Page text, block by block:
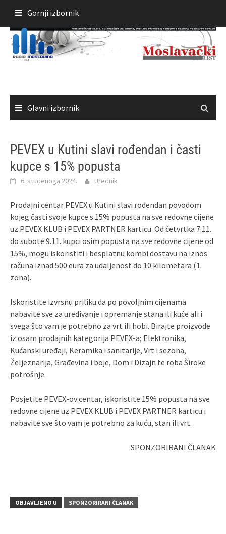
sadržaja
Gornji izbornik
Glavni izbornik
PEVEX u Kutini slavi rođendan i časti
kupce s 15% popusta
6. studenoga 2024. Urednik
Prodajni centar PEVEX u Kutini slavi rođendan povodom
kojeg časti svoje kupce s 15% popusta na sve redovne cijene
uz PEVEX KLUB i PEVEX PARTNER karticu. Od četvrtka 7.11.
do subote 9.11. kupci osim popusta na sve redovne cijene od
15%, mogu iskoristiti i besplatnu kombi dostavu na iznos
računa iznad 500 eura za udaljenost do 10 kilometara (1.
zona).
Iskoristite izvrsnu priliku da po povoljnim cijenama
nabavite sve za uređivanje i opremanje stana ili kuće ali i
svega što vam je potrebno za vrt ili hobi. Birajte proizvode
iz osam prodajnih kategorija PEVEX-a; Elektronika,
Kućanski uređaji, Keramika i sanitarije, Vrt i sezona,
Željeznarija, Građevina i boje, Dom i Dizajn te roba Široke
potrošnje.
Posjetite PEVEX-ov centar, iskoristite 15% popusta na sve
redovne cijene uz PEVEX KLUB i PEVEX PARTNER karticu i
nabavite sve što vam je potrebno za kuću, stan ili vrt.
SPONZORIRANI ČLANAK
OBJAVLJENO U SPONZORIRANI ČLANAK